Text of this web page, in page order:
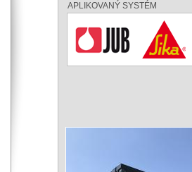
APLIKOVANÝ SYSTÉM